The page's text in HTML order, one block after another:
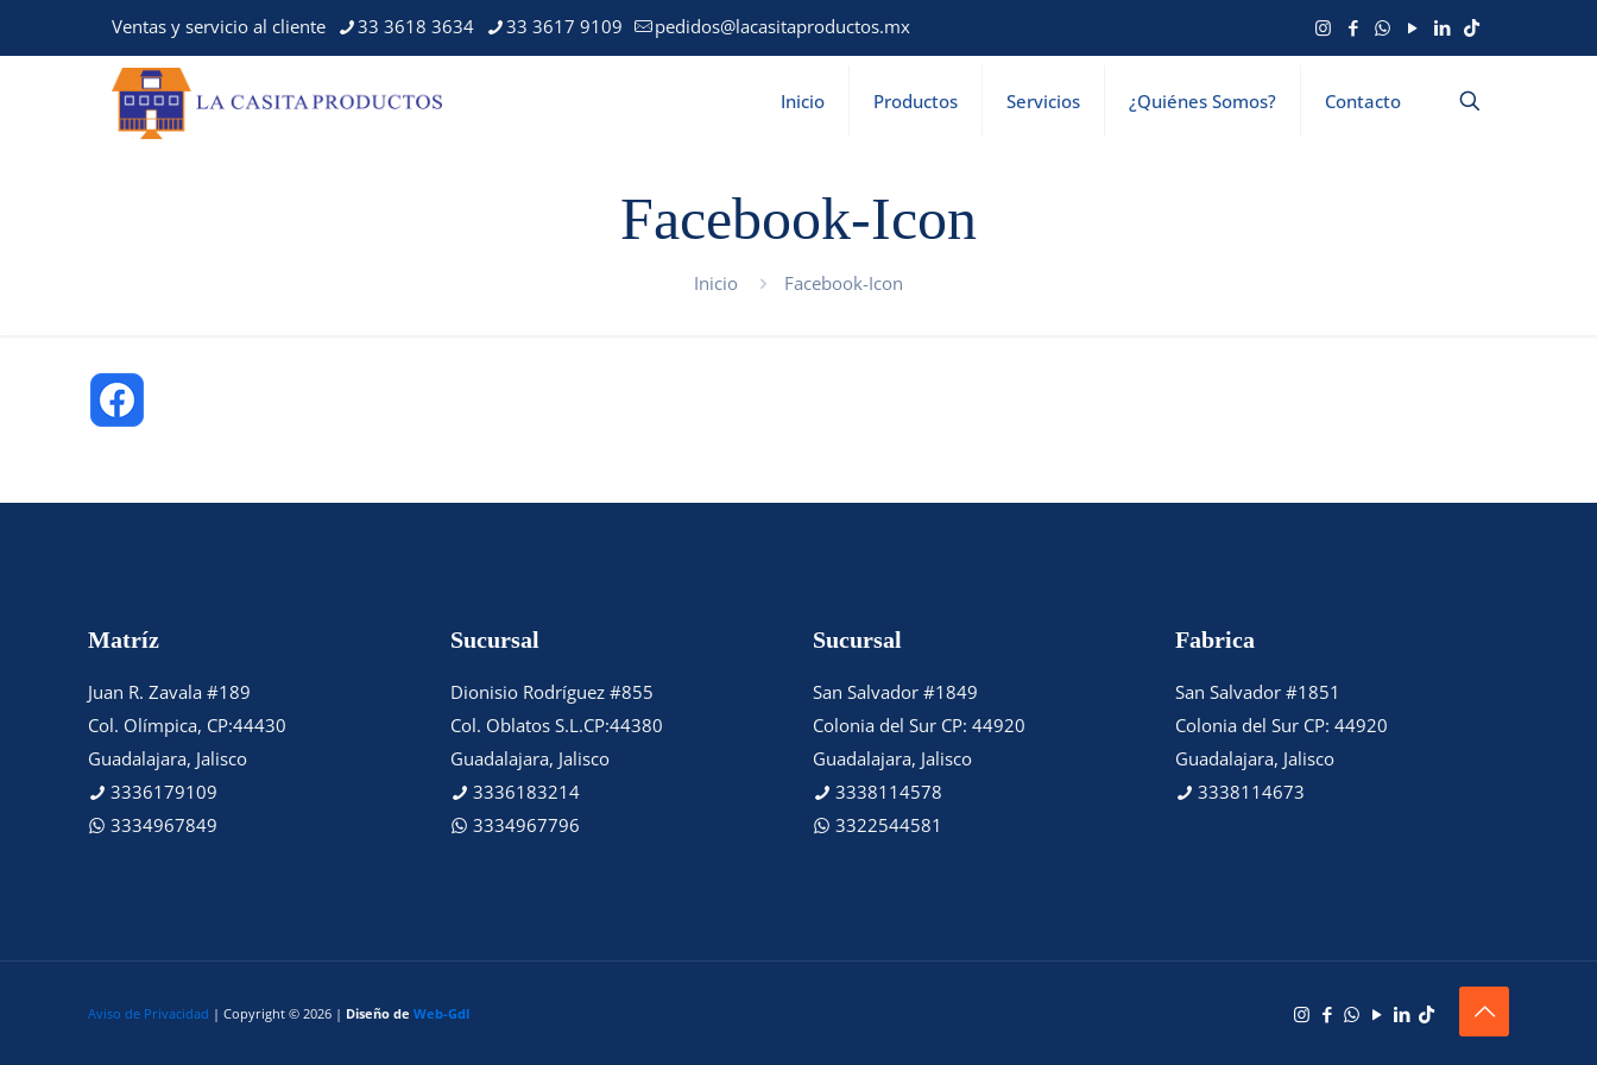
Ventas y servicio al cliente 33 3618 3634 33 3617 9109 pedidos@lacasitaproductos.mx
Inicio Productos Servicios ¿Quiénes Somos? Contacto
Facebook-Icon
Inicio Facebook-Icon
Matríz
Juan R. Zavala #189
Col. Olímpica, CP:44430
Guadalajara, Jalisco
3336179109
3334967849
Sucursal
Dionisio Rodríguez #855
Col. Oblatos S.L.CP:44380
Guadalajara, Jalisco
3336183214
3334967796
Sucursal
San Salvador #1849
Colonia del Sur CP: 44920
Guadalajara, Jalisco
3338114578
3322544581
Fabrica
San Salvador #1851
Colonia del Sur CP: 44920
Guadalajara, Jalisco
3338114673
Aviso de Privacidad | Copyright © 2026 | Diseño de Web-Gdl